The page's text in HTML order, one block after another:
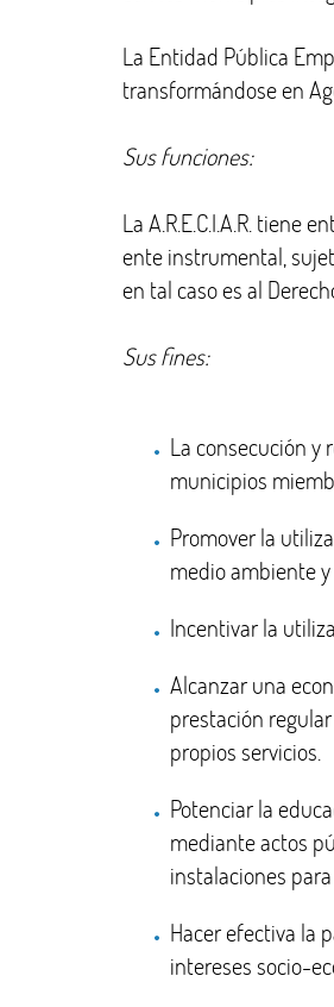
La Entidad Pública
transformándose en
Sus funciones:
La A.R.E.C.I.A.R. tiene
ente instrumental,
en tal caso es al
Sus fines:
La consecución y
municipios
Promover la
medio ambiente
Incentivar la
Alcanzar una
prestación
propios servicios.
Potenciar la
mediante actos
instalaciones
Hacer efectiva la
intereses socio-